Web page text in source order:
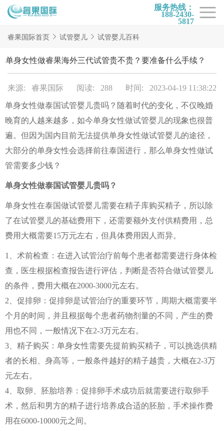
服务热线：
188-2430-
5817
首页
试管项目
试管百科
试管医院
睿果国际
睿果国际首页 试管婴儿 试管婴儿百科
单身女性做睿果海外三代试管贵不贵？要准备什么手续？
来源: 睿果国际 阅读: 288 时间: 2023-04-19 11:38:22
单身女性做泰国试管婴儿贵吗？随着时代的变化，不仅晚婚
晚育的人越来越多，如今单身女性做试管婴儿的现象也很普
遍。但因为国内目前无法提供单身女性做试管婴儿的途径，
大部分的单身女性会选择前往泰国进行，那么单身女性做试
管需要多少钱？
单身女性做泰国试管婴儿贵吗？
单身女性在泰国做试管婴儿需要在精子库购买精子，所以除
了在试管婴儿的基础费用下，还需要额外支付供精费用，总
费用大概需要15万元左右，但具体费用因人而异。
1、术前检查：在进入试管治疗前每个患者都需要进行身体检
查，医生根据检查报告进行评估，判断是否符合做试管婴儿
的条件，费用大概在2000-3000元左右。
2、促排卵：促排卵是试管治疗的重要环节，周期大概需要半
个月的时间，并且根据每个患者药物剂量的不同，产生的费
用也不同，一般情况下在2-3万元左右。
3、精子购买：单身女性需要先提前购买精子，可以挑选供精
者的长相、身高等，一般条件越好的精子越贵，大概在2-3万
元左右。
4、取卵、胚胎培养：促排卵手术成功后就需要进行取卵手
术，然后和男方的精子进行培养成合适的胚胎，手术操作费
用在6000-10000元之间。